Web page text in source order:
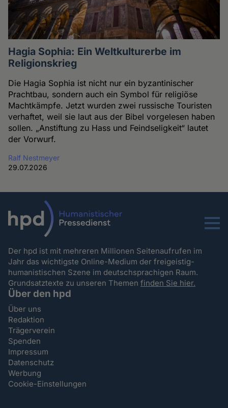
Hagia Sophia: Ein Weltkulturerbe im
Religionskrieg
Die Hagia Sophia ist nicht nur ein byzantinischer
Prachtbau, sondern auch ein Symbol für religiöse
Machtkämpfe. Jetzt wurden zwei russische Touristen
verhaftet, weil sie laut aus der Bibel vorgelesen haben
sollen. „Anstiftung zu Hass und Feindseligkeit“ lautet
der Vorwurf.
Ralf Nestmeyer
29.07.2026
Menu
Der hpd ist mit mehreren Millionen Seitenaufrufen im
Jahr das wichtigste Online-Medium der freigeistig-
humanistischen Szene im deutschsprachigen Raum.
Grundsatztexte zu unseren Themenfinden Sie hier.
Über den hpd
Über uns
Redaktion
Trägerverein
Spenden
Impressum
Datenschutz
Werbung
Cookie-Einstellungen